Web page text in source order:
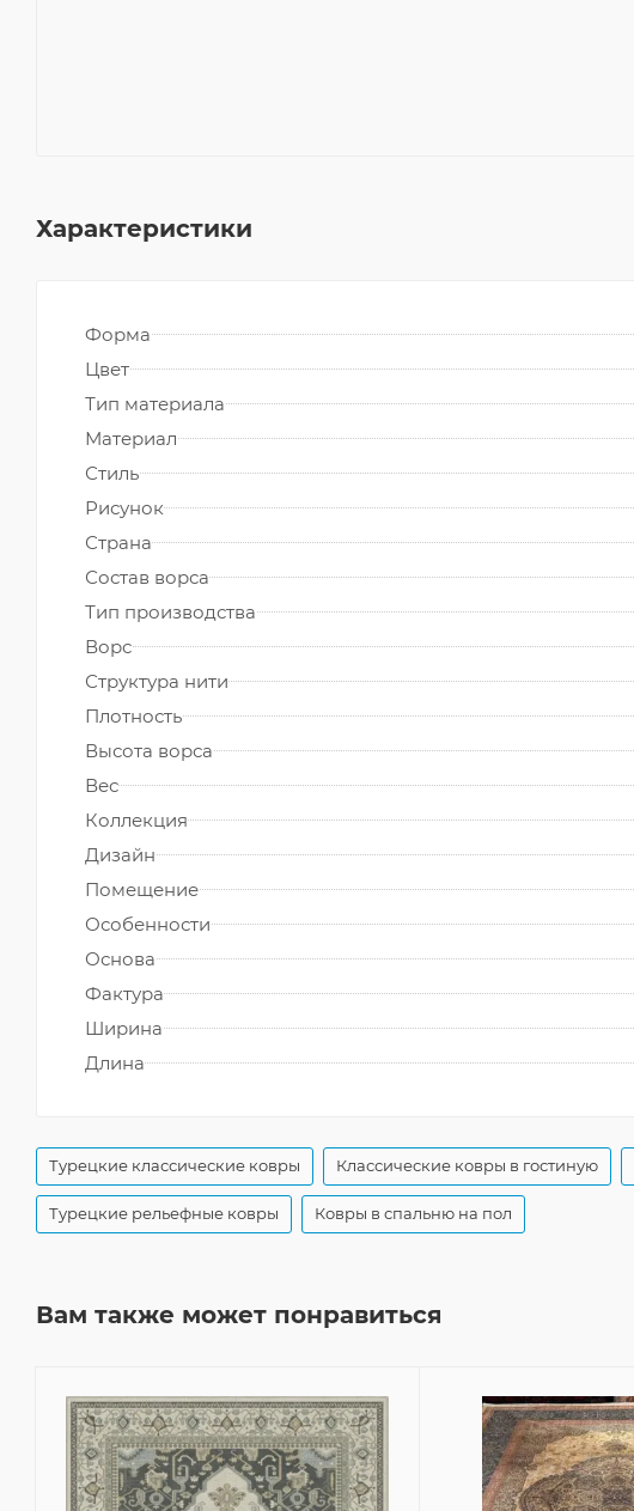
Характеристики
Форма
Цвет
Тип материала
Материал
Стиль
Рисунок
Страна
Состав ворса
Тип производства
Ворс
Структура нити
Плотность
Высота ворса
Вес
Коллекция
Дизайн
Помещение
Особенности
Основа
Фактура
Ширина
Длина
Турецкие классические ковры Классические ковры в гостиную
Турецкие рельефные ковры Ковры в спальню на пол
Вам также может понравиться